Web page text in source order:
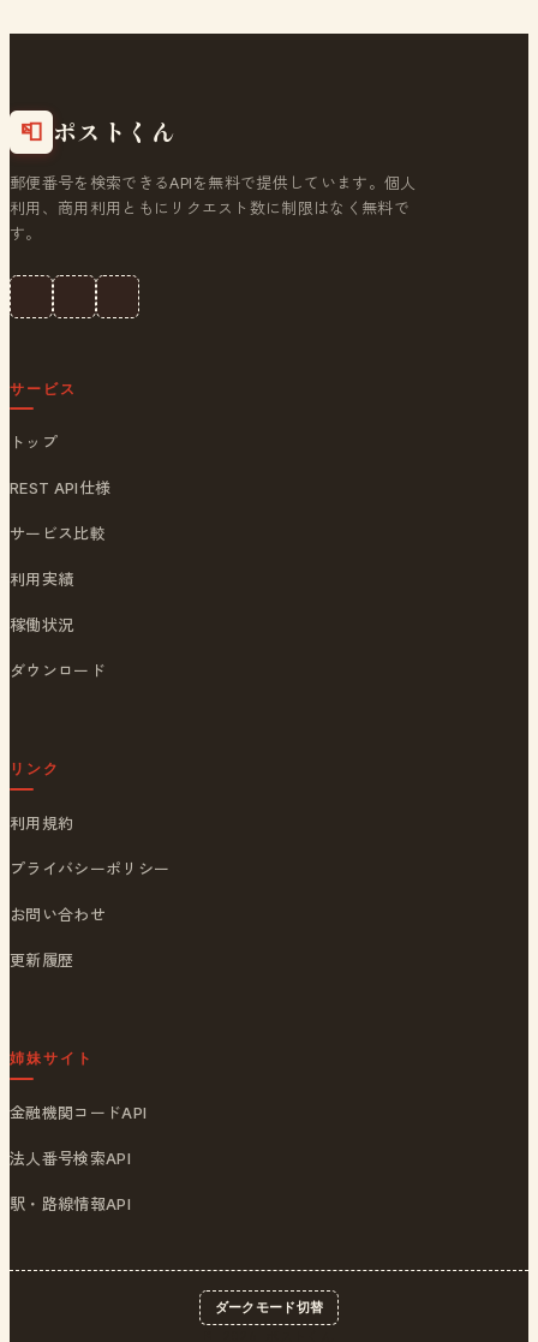
📮 ポストくん
郵便番号を検索できるAPIを無料で提供しています。個人
利用、商用利用ともにリクエスト数に制限はなく無料で
す。
サービス
トップ
REST API仕様
サービス比較
利用実績
稼働状況
ダウンロード
リンク
利用規約
プライバシーポリシー
お問い合わせ
更新履歴
姉妹サイト
金融機関コードAPI
法人番号検索API
駅・路線情報API
ダークモード切替